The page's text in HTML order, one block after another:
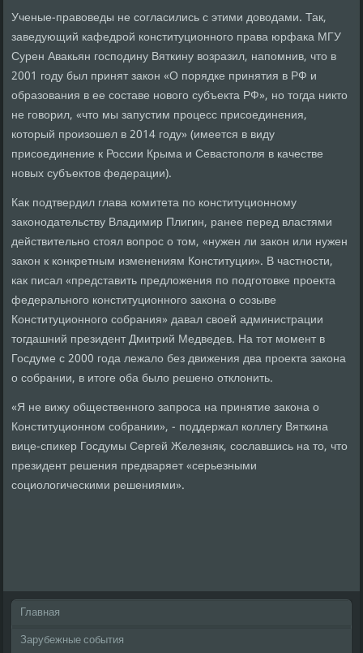
Ученые-правоведы не согласились с этими доводами. Так,
заведующий кафедрой конституционного права юрфака МГУ
Сурен Авакьян господину Вяткину возразил, напомнив, что в
2001 году был принят закон «О порядке принятия в РФ и
образования в ее составе нового субъекта РФ», но тогда никто
не говорил, «что мы запустим процесс присоединения,
который произошел в 2014 году» (имеется в виду
присоединение к России Крыма и Севастополя в качестве
новых субъектов федерации).
Как подтвердил глава комитета по конституционному
законодательству Владимир Плигин, ранее перед властями
действительно стоял вопрос о том, «нужен ли закон или нужен
закон к конкретным изменениям Конституции». В частности,
как писал «представить предложения по подготовке проекта
федерального конституционного закона о созыве
Конституционного собрания» давал своей администрации
тогдашний президент Дмитрий Медведев. На тот момент в
Госдуме с 2000 года лежало без движения два проекта закона
о собрании, в итоге оба было решено отклонить.
«Я не вижу общественного запроса на принятие закона о
Конституционном собрании», - поддержал коллегу Вяткина
вице-спикер Госдумы Сергей Железняк, сославшись на то, что
президент решения предваряет «серьезными
социологическими решениями».
Главная
Зарубежные события